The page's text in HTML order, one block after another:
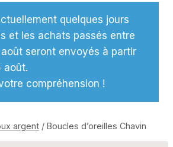
quelques jours
et les achats passés entre
août seront envoyés à partir
août.
compréhension !
argent / Boucles d’oreilles Chavin